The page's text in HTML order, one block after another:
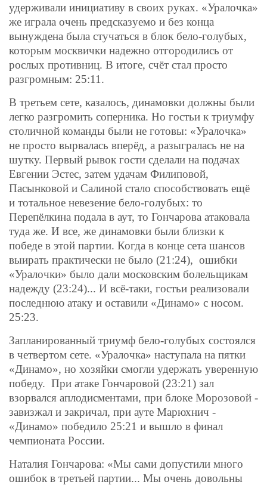
удерживали инициативу в своих руках. «Уралочка»
же играла очень предсказуемо и без конца
вынуждена была стучаться в блок бело-голубых,
которым москвички надежно отгородились от
рослых противниц. В итоге, счёт стал просто
разгромным: 25:11.
В третьем сете, казалось, динамовки должны были
легко разгромить соперника. Но гостьи к триумфу
столичной команды были не готовы: «Уралочка»
не просто вырвалась вперёд, а разыгралась не на
шутку. Первый рывок гости сделали на подачах
Евгении Эстес, затем удачам Филиповой,
Пасынковой и Салиной стало способствовать ещё
и тотальное невезение бело-голубых: то
Перепёлкина подала в аут, то Гончарова атаковала
туда же. И все, же динамовки были близки к
победе в этой партии. Когда в конце сета шансов
выирать практически не было (21:24), ошибки
«Уралочки» было дали московским болельщикам
надежду (23:24)... И всё-таки, гостьи реализовали
последнюю атаку и оставили «Динамо» с носом.
25:23.
Запланированный триумф бело-голубых состоялся
в четвертом сете. «Уралочка» наступала на пятки
«Динамо», но хозяйки смогли удержать уверенную
победу. При атаке Гончаровой (23:21) зал
взорвался аплодисментами, при блоке Морозовой -
завизжал и закричал, при ауте Марюхнич -
«Динамо» победило 25:21 и вышло в финал
чемпионата России.
Наталия Гончарова: «Мы сами допустили много
ошибок в третьей партии... Мы очень довольны